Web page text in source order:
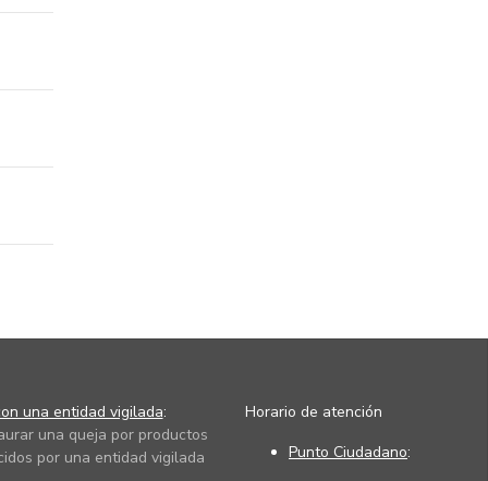
una entidad vigilada:
una queja por productos
por una entidad vigilada
Horario de atención
Punto Ciudadano: